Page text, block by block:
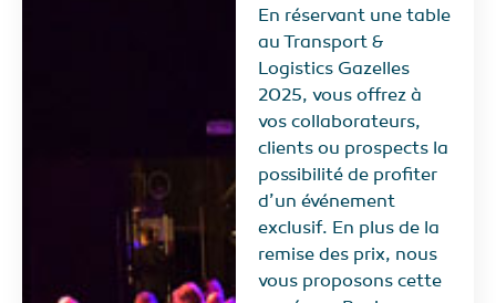
En réservant une table
au Transport &
Logistics Gazelles
2025, vous offrez à
vos collaborateurs,
clients ou prospects la
possibilité de profiter
d’un événement
exclusif. En plus de la
remise des prix, nous
vous proposons cette